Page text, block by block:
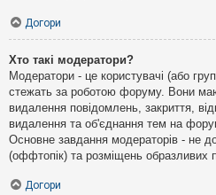
Догори
Хто такі модератори?
Модератори - це користувачі (або
стежать за роботою форуму. Вони
видалення повідомлень, закриття,
видалення та об'єднання тем на
Основне завдання модераторів - не
(оффтопік) та розміщень образливих
Догори